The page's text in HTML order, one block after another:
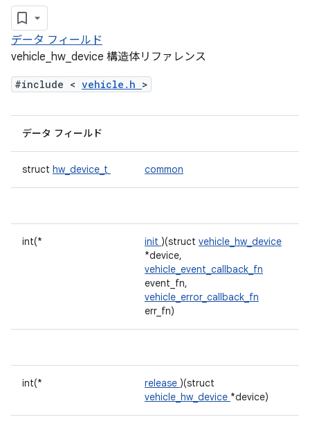
データ フィールド
vehicle_hw_device 構造体リファレンス
#include < vehicle.h >
データ フィールド
struct hw_device_t common
int(* init )(struct vehicle_hw_device
*device,
vehicle_event_callback_fn
event_fn,
vehicle_error_callback_fn
err_fn)
int(* release )(struct
vehicle_hw_device *device)